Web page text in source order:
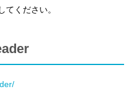
てください。